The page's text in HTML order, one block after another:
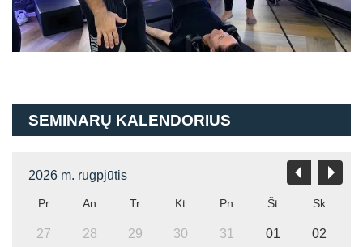
SEMINARŲ KALENDORIUS
2026 m. rugpjūtis
Pr An Tr Kt Pn Št Sk
27 28 29 30 31 01 02